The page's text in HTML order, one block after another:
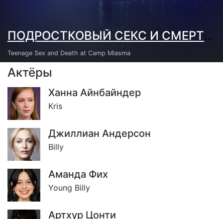
ПОДРОСТКОВЫЙ СЕКС И СМЕРТЬ В ЛАГЕРЕ «МИАЗМА» (2026)
Teenage Sex and Death at Camp Miasma
Актёры
Ханна Айнбайндер
Kris
Джиллиан Андерсон
Billy
Аманда Фиx
Young Billy
Артхур Цонти